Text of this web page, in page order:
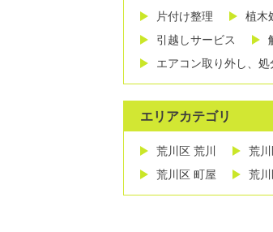
片付け整理
植木
引越しサービス
エアコン取り外し、処
エリアカテゴリ
荒川区 荒川 荒川
荒川区 町屋
荒